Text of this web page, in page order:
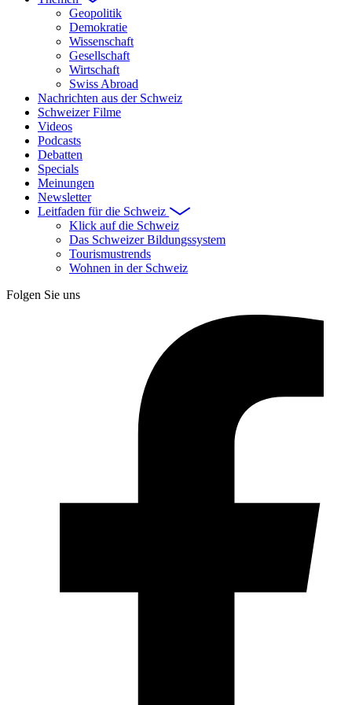
Geopolitik
Demokratie
Wissenschaft
Gesellschaft
Wirtschaft
Swiss Abroad
Nachrichten aus der Schweiz
Schweizer Filme
Videos
Podcasts
Debatten
Specials
Meinungen
Newsletter
Leitfaden für die Schweiz
Klick auf die Schweiz
Das Schweizer Bildungssystem
Tourismustrends
Wohnen in der Schweiz
Folgen Sie uns